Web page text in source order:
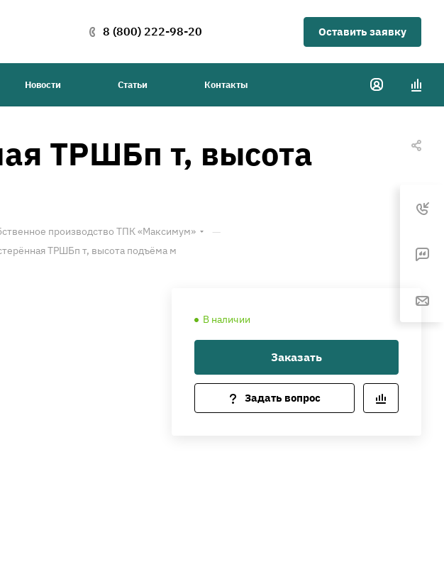
8 (800) 222-98-20 Оставить заявку
Новости Статьи Контакты
ТРШБп т, высота
производство ТПК «Максимум» —
ТРШБп т, высота подъёма м
В наличии
Заказать
Задать вопрос